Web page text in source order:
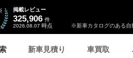
※新車カタログのある自
掲載レビュー
325,906 件
2026.08.07 時点
新車見積り 車買取